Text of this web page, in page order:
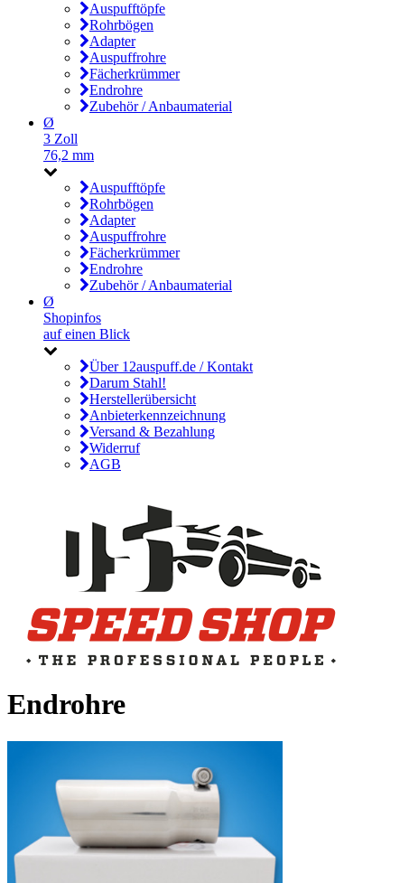
Auspufftöpfe
Rohrbögen
Adapter
Auspuffrohre
Fächerkrümmer
Endrohre
Zubehör / Anbaumaterial
Ø
3 Zoll
76,2 mm
Auspufftöpfe
Rohrbögen
Adapter
Auspuffrohre
Fächerkrümmer
Endrohre
Zubehör / Anbaumaterial
Ø
Shopinfos
auf einen Blick
Über 12auspuff.de / Kontakt
Darum Stahl!
Herstellerübersicht
Anbieterkennzeichnung
Versand & Bezahlung
Widerruf
AGB
Endrohre